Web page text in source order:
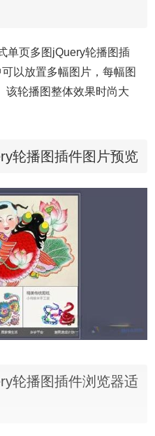
单页多图jQuery轮播图插
以放置多幅图片，每幅图
该轮播图整体效果时尚大
轮播图插件图片预览
轮播图插件浏览器适